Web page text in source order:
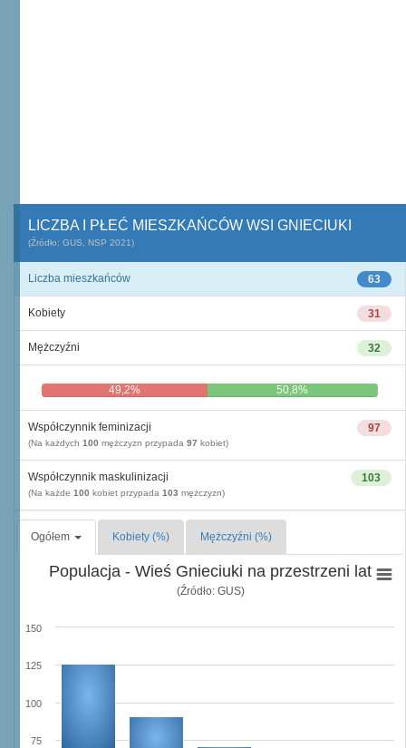
LICZBA I PŁEĆ MIESZKAŃCÓW WSI GNIECIUKI
(Źródło: GUS, NSP 2021)
63
Liczba mieszkańców
31
Kobiety
32
Mężczyźni
49,2% 50,8%
97
Współczynnik feminizacji
(Na każdych 100 mężczyzn przypada 97 kobiet)
103
Współczynnik maskulinizacji
(Na każde 100 kobiet przypada 103 mężczyzn)
Ogółem Kobiety (%) Mężczyźni (%)
Populacja - Wieś Gnieciuki na przestrzeni lat
(Źródło: GUS)
75
100
125
150